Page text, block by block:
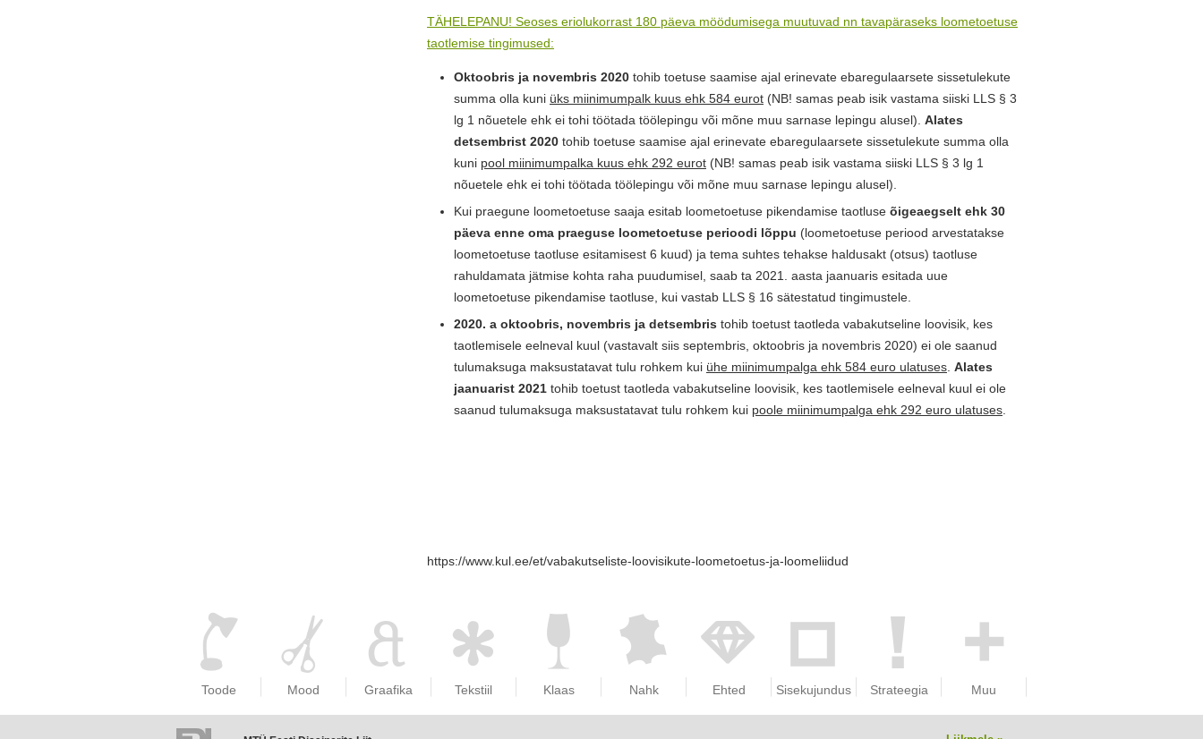
TÄHELEPANU! Seoses eriolukorrast 180 päeva möödumisega muutuvad nn tavapäraseks loometoetuse
taotlemise tingimused:
Oktoobris ja novembris 2020 tohib toetuse saamise ajal erinevate ebaregulaarsete sissetulekute
summa olla kuni üks miinimumpalk kuus ehk 584 eurot (NB! samas peab isik vastama siiski LLS § 3
lg 1 nõuetele ehk ei tohi töötada töölepingu või mõne muu sarnase lepingu alusel). Alates
detsembrist 2020 tohib toetuse saamise ajal erinevate ebaregulaarsete sissetulekute summa olla
kuni pool miinimumpalka kuus ehk 292 eurot (NB! samas peab isik vastama siiski LLS § 3 lg 1
nõuetele ehk ei tohi töötada töölepingu või mõne muu sarnase lepingu alusel).
Kui praegune loometoetuse saaja esitab loometoetuse pikendamise taotluse õigeaegselt ehk 30
päeva enne oma praeguse loometoetuse perioodi lõppu (loometoetuse periood arvestatakse
loometoetuse taotluse esitamisest 6 kuud) ja tema suhtes tehakse haldusakt (otsus) taotluse
rahuldamata jätmise kohta raha puudumisel, saab ta 2021. aasta jaanuaris esitada uue
loometoetuse pikendamise taotluse, kui vastab LLS § 16 sätestatud tingimustele.
2020. a oktoobris, novembris ja detsembris tohib toetust taotleda vabakutseline loovisik, kes
taotlemisele eelneval kuul (vastavalt siis septembris, oktoobris ja novembris 2020) ei ole saanud
tulumaksuga maksustatavat tulu rohkem kui ühe miinimumpalga ehk 584 euro ulatuses. Alates
jaanuarist 2021 tohib toetust taotleda vabakutseline loovisik, kes taotlemisele eelneval kuul ei ole
saanud tulumaksuga maksustatavat tulu rohkem kui poole miinimumpalga ehk 292 euro ulatuses.
https://www.kul.ee/et/vabakutseliste-loovisikute-loometoetus-ja-loomeliidud
Toode Mood Graafika Tekstiil Klaas Nahk Ehted Sisekujundus Strateegia Muu